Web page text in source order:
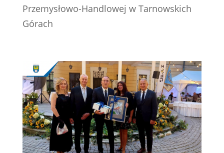
Przemysłowo-Handlowej w Tarnowskich
Górach